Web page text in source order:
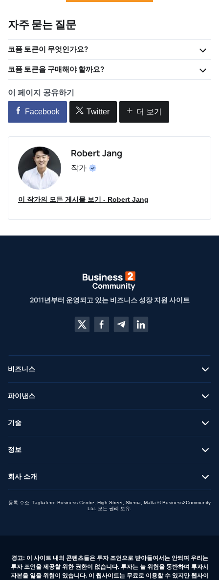
자주 묻는 질문
코퓸 토큰이 무엇인가요?
코퓸 토큰을 구매해야 할까요?
이 페이지 공유하기
Facebook Twitter 더 보기
Robert Jang
작가
이 작가의 모든 게시물 보기 - Robert Jang
2011년부터 운영되고 있는 비즈니스 성장 지원 사이트
비즈니스
파이낸스
기술
정보
회사 소개
등록 주소: Tagliaferro Business Centre, High Street, Sliema, Malta © Business2Community
Ltd. 모든 권리 보유.
경고: 이 사이트 내의 콘텐츠들은 투자 조언으로 받아들여서는 안되며 우리는
투자 조언을 제공할 위한 권한이 없습니다. 투자는 늘 위험을 동반하며 투자시
자본을 잃을 위험이 있습니다. 이 웹사이트는 무료로 이용할 수 있지만 웹사이